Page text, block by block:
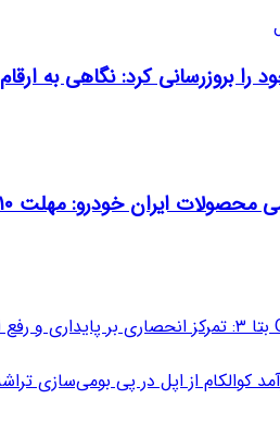
کرد: نگاهی به ارقام
خودرو: مهلت ۱۰ روزه برای تکمیل وجه
کوالکام از اپل در پی بومی‌سازی